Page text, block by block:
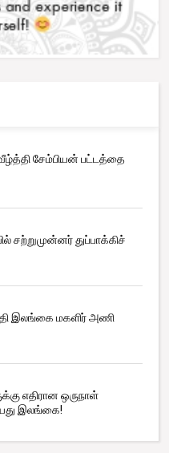
சேம்பியன் பட்டத்தை
சற்றுமுன்னர் துப்பாக்கிச்
இலங்கை மகளிர் அணி
எதிரான ஒருநாள்
இலங்கை!